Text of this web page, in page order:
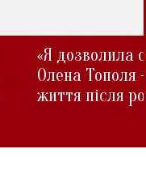
«Я дозволила
Олена Тополя
життя після